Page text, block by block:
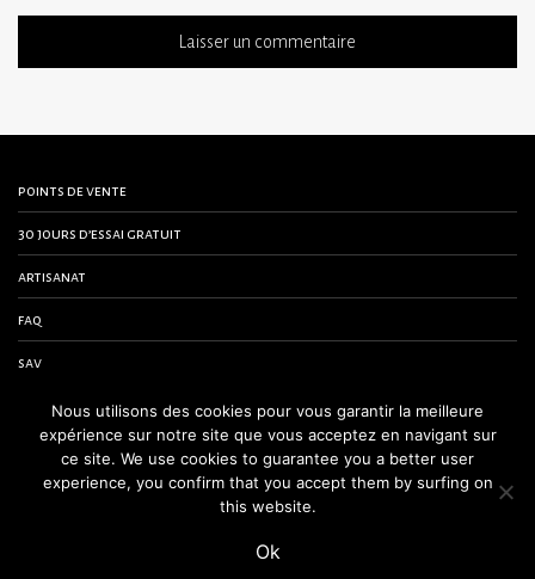
points de vente
30 jours d’essai gratuit
artisanat
faq
sav
contactez-nous
conditions générales de vente
mentions légales
Nous utilisons des cookies pour vous garantir la meilleure
expérience sur notre site que vous acceptez en navigant sur
ce site. We use cookies to guarantee you a better user
experience, you confirm that you accept them by surfing on
this website.
Ok